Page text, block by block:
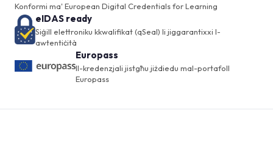
Konformi ma' European Digital Credentials for Learning
eIDAS ready
Siġill elettroniku kkwalifikat (qSeal) li jiggarantixxi l-
awtentiċità
Europass
Il-kredenzjali jistgħu jiżdiedu mal-portafoll
Europass